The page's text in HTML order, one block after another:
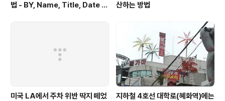
법 - BY, Name, Title, Date Si
산하는 방법
미국 LA에서 주차 위반 딱지 떼었
지하철 4호선 대학로(혜화역)에는